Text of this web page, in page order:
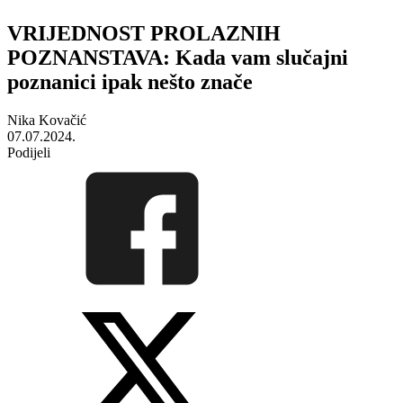
VRIJEDNOST PROLAZNIH
POZNANSTAVA: Kada vam slučajni
poznanici ipak nešto znače
Nika Kovačić
07.07.2024.
Podijeli